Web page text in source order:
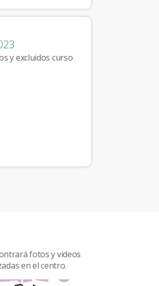
y excluidos curso
fotos y videos
en el centro.